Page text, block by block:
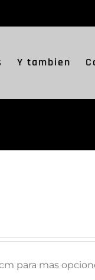
Y tambien
para mas